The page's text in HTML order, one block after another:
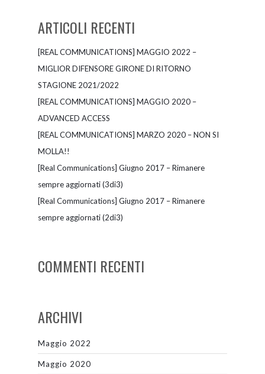
ARTICOLI RECENTI
[REAL COMMUNICATIONS] MAGGIO 2022 –
MIGLIOR DIFENSORE GIRONE DI RITORNO
STAGIONE 2021/2022
[REAL COMMUNICATIONS] MAGGIO 2020 –
ADVANCED ACCESS
[REAL COMMUNICATIONS] MARZO 2020 – NON SI
MOLLA!!
[Real Communications] Giugno 2017 – Rimanere
sempre aggiornati (3di3)
[Real Communications] Giugno 2017 – Rimanere
sempre aggiornati (2di3)
COMMENTI RECENTI
ARCHIVI
Maggio 2022
Maggio 2020